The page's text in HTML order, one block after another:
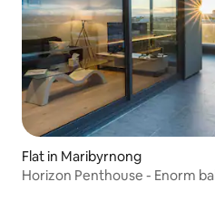
Flat in Maribyrnong
Horizon Penthouse - Enorm